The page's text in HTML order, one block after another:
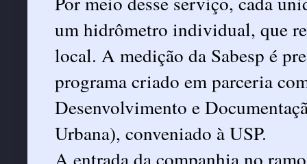
um hidrômetro individual, que
local. A medição da Sabesp é
programa criado em parceria
Desenvolvimento e
Urbana), conveniado à USP.
A entrada da companhia no